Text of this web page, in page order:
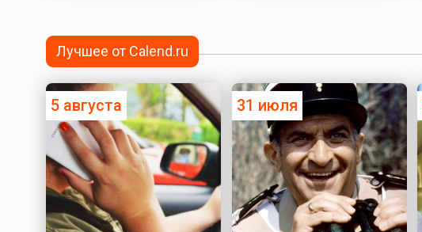
Лучшее от Calend.ru
5 августа 31 июля